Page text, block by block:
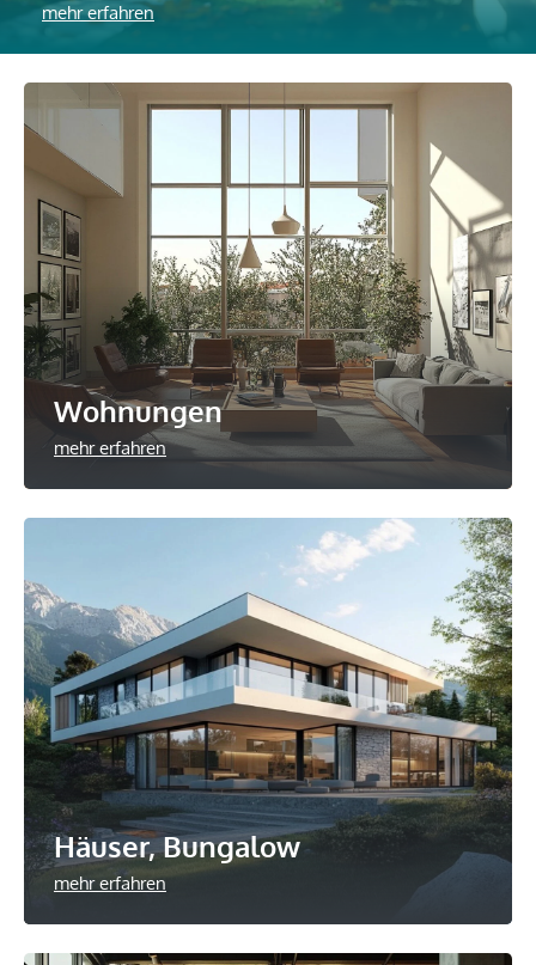
mehr erfahren
Wohnungen
mehr erfahren
Häuser, Bungalow
mehr erfahren